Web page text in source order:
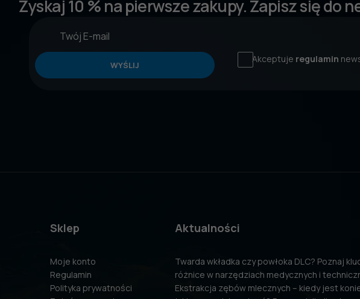
Zyskaj 10 % na pierwsze zakupy. Zapisz się do
WYŚLIJ
Akceptuje regulamin
Sklep
Moje konto
Regulamin
Polityka prywatności
Aktualności
Twarda wkładka czy powłoka DLC? Poznaj
różnice w narzędziach medycznych i
Ekstrakcja zębów mlecznych – kiedy jest